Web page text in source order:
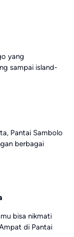
yang
sampai island-
Pantai Sambolo
berbagai
bisa nikmati
di Pantai